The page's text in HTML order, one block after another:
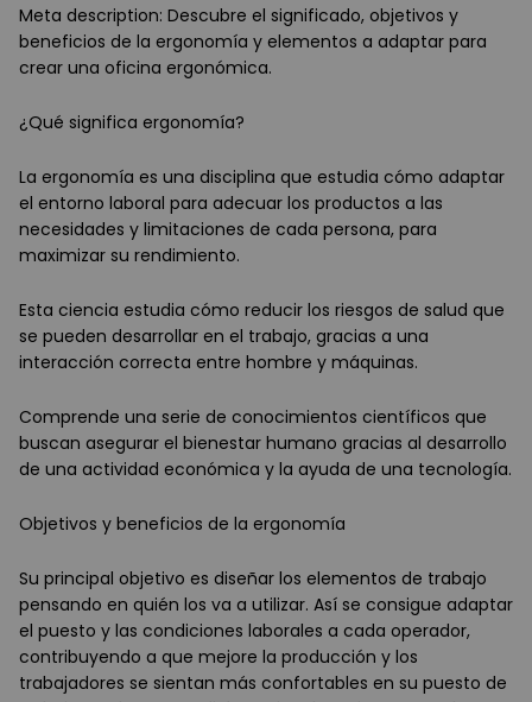
Meta description: Descubre el significado, objetivos y
beneficios de la ergonomía y elementos a adaptar para
crear una oficina ergonómica.
¿Qué significa ergonomía?
La ergonomía es una disciplina que estudia cómo adaptar
el entorno laboral para adecuar los productos a las
necesidades y limitaciones de cada persona, para
maximizar su rendimiento.
Esta ciencia estudia cómo reducir los riesgos de salud que
se pueden desarrollar en el trabajo, gracias a una
interacción correcta entre hombre y máquinas.
Comprende una serie de conocimientos científicos que
buscan asegurar el bienestar humano gracias al desarrollo
de una actividad económica y la ayuda de una tecnología.
Objetivos y beneficios de la ergonomía
Su principal objetivo es diseñar los elementos de trabajo
pensando en quién los va a utilizar. Así se consigue adaptar
el puesto y las condiciones laborales a cada operador,
contribuyendo a que mejore la producción y los
trabajadores se sientan más confortables en su puesto de